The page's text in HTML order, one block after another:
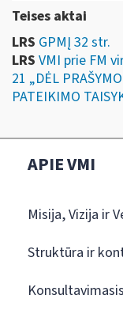
Teises aktai
LRS GPMĮ 32 str.
LRS VMI prie FM
21 „DĖL
PATEIKIMO
APIE VMI
Misija, Vizija ir
Struktūra ir